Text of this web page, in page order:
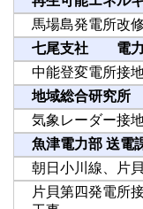
馬場島発電所改
七尾支社 電
中能登変電所接
地域総合研究所
気象レーダー接
魚津電力部 送電
朝日小川線、片
片貝第四発電所